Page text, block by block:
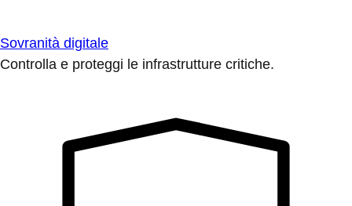
Sovranità digitale
Controlla e proteggi le infrastrutture critiche.